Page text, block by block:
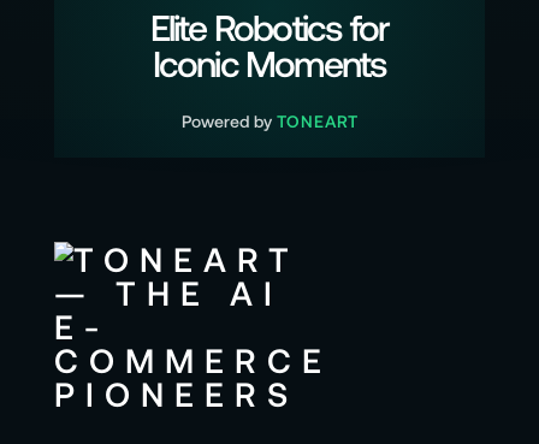
Elite Robotics for
Iconic Moments
Powered by TONEART